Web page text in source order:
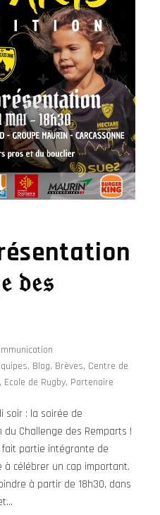
𝔡𝔢𝔰
, Blog, Brèves, Centre de
, Ecole de Rugby, Partenaire
soir : la soirée de
Challenge des Remparts !
partie intégrante de
à célébrer un cap important.
à partir de 18h30, dans